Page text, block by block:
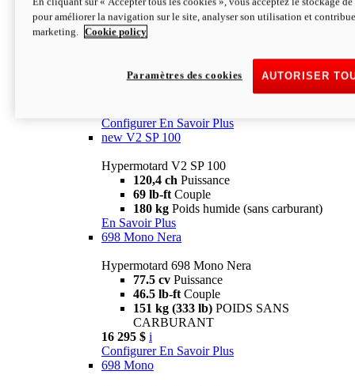
Configurer En Savoir Plus
newV2 SP
69 lb-ftCouple
Poids humide (sans carburant)
Configurer En Savoir Plus
new V2 SP 100
Hypermotard V2 SP 100
120,4 ch Puissance
69 lb-ft Couple
180 kg Poids humide (sans carburant)
En Savoir Plus
698 Mono Nera
Hypermotard 698 Mono Nera
77.5 cv Puissance
46.5 lb-ft Couple
151 kg (333 lb) POIDS SANS
CARBURANT
16 295 $ i
Configurer En Savoir Plus
698 Mono
pour améliorer la navigation sur le site, analyser son utilisation et
marketing.
Cookie policy
AUTORISER
Paramètres des cookies